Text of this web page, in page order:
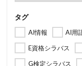
タグ
AI情報 AI用
E資格シラバス
G検定シラバス